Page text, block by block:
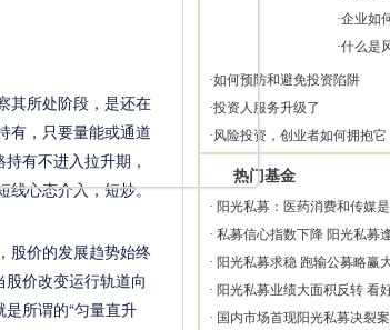
所处阶段，是还在
有，只要量能或通道
有不进入拉升期，
线心态介入，短炒。
股价的发展趋势始终
价改变运行轨道向
所谓的“匀量直升
·企业如
·什么是
·如何预防和避免投资陷阱
·投资人服务升级了
·风险投资，创业者如何拥抱它
热门基金
· 阳光私募：医药消费和传媒
· 私募信心指数下降 阳光私募
· 阳光私募求稳 跑输公募略赢
· 阳光私募业绩大面积反转 看
· 国内市场首现阳光私募决裂案